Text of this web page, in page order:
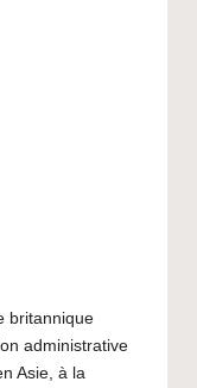
britannique
administrative
Asie, à la